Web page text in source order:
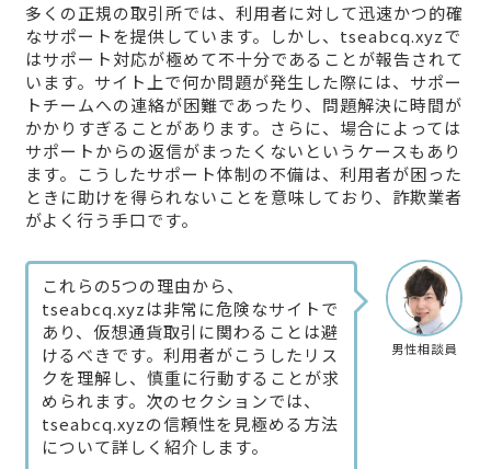
多くの正規の取引所では、利用者に対して迅速かつ的確
なサポートを提供しています。しかし、tseabcq.xyzで
はサポート対応が極めて不十分であることが報告されて
います。サイト上で何か問題が発生した際には、サポー
トチームへの連絡が困難であったり、問題解決に時間が
かかりすぎることがあります。さらに、場合によっては
サポートからの返信がまったくないというケースもあり
ます。こうしたサポート体制の不備は、利用者が困った
ときに助けを得られないことを意味しており、詐欺業者
がよく行う手口です。
男性相談員
これらの5つの理由から、
tseabcq.xyzは非常に危険なサイトで
あり、仮想通貨取引に関わることは避
けるべきです。利用者がこうしたリス
クを理解し、慎重に行動することが求
められます。次のセクションでは、
tseabcq.xyzの信頼性を見極める方法
について詳しく紹介します。